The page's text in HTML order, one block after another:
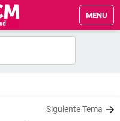
MENU
Siguiente Tema